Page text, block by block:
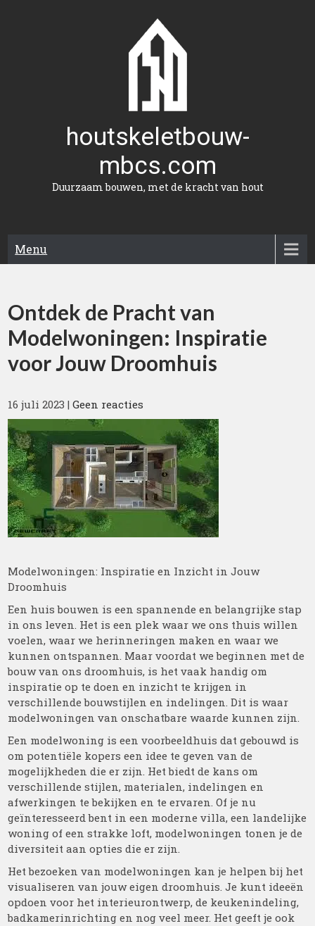
houtskeletbouw-
mbcs.com
Duurzaam bouwen, met de kracht van hout
Menu
Ontdek de Pracht van
Modelwoningen: Inspiratie
voor Jouw Droomhuis
16 juli 2023 |Geen reacties
Modelwoningen: Inspiratie en Inzicht in Jouw
Droomhuis
Een huis bouwen is een spannende en belangrijke stap
in ons leven. Het is een plek waar we ons thuis willen
voelen, waar we herinneringen maken en waar we
kunnen ontspannen. Maar voordat we beginnen met de
bouw van ons droomhuis, is het vaak handig om
inspiratie op te doen en inzicht te krijgen in
verschillende bouwstijlen en indelingen. Dit is waar
modelwoningen van onschatbare waarde kunnen zijn.
Een modelwoning is een voorbeeldhuis dat gebouwd is
om potentiële kopers een idee te geven van de
mogelijkheden die er zijn. Het biedt de kans om
verschillende stijlen, materialen, indelingen en
afwerkingen te bekijken en te ervaren. Of je nu
geïnteresseerd bent in een moderne villa, een landelijke
woning of een strakke loft, modelwoningen tonen je de
diversiteit aan opties die er zijn.
Het bezoeken van modelwoningen kan je helpen bij het
visualiseren van jouw eigen droomhuis. Je kunt ideeën
opdoen voor het interieurontwerp, de keukenindeling,
badkamerinrichting en nog veel meer. Het geeft je ook